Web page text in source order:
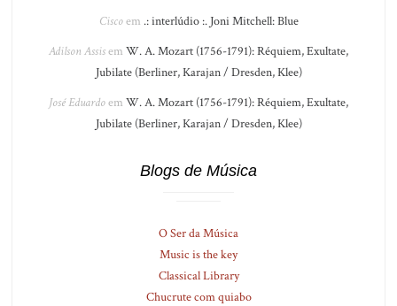
Ciscoem .: interlúdio :. Joni Mitchell: Blue
Adilson Assisem W. A. Mozart (1756-1791): Réquiem, Exultate,
Jubilate (Berliner, Karajan / Dresden, Klee)
José Eduardoem W. A. Mozart (1756-1791): Réquiem, Exultate,
Jubilate (Berliner, Karajan / Dresden, Klee)
Blogs de Música
O Ser da Música
Music is the key
Classical Library
Chucrute com quiabo